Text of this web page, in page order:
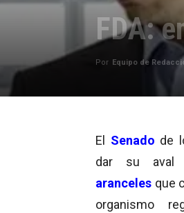
FDA:
Por Equipo de
El Senado de
dar su aval
aranceles que
organismo